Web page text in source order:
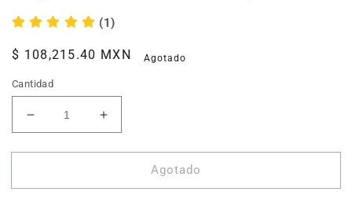
(1)
Precio
$ 108,215.40 MXN Agotado
Cantidad
Reducir
cantidad
para
Studio
Aumentar
cantidad
para
Studio
Agotado